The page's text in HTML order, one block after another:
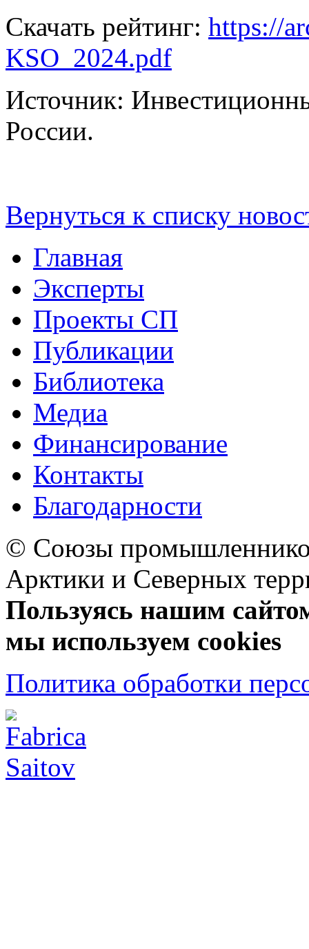
Скачать рейтинг: https://
KSO_2024.pdf
Источник:
России.
Вернуться к списку
Главная
Эксперты
Проекты СП
Публикации
Библиотека
Медиа
Финансирование
Контакты
Благодарности
© Союзы
Арктики и Северных
Пользуясь нашим
мы используем cookies
Политика обработки